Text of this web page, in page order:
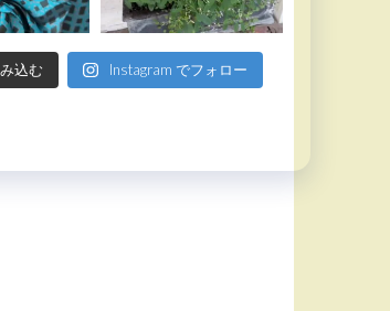
込む Instagram でフォロー